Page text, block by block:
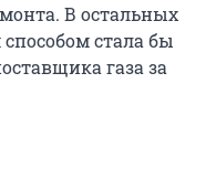
В остальных
стала бы
газа за